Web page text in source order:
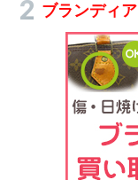
ブランディア